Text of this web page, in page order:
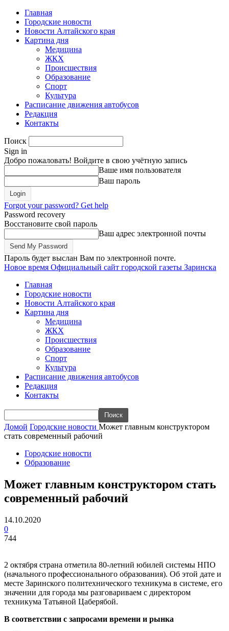
Главная
Городские новости
Новости Алтайского края
Картина дня
Медицина
ЖКХ
Происшествия
Образование
Спорт
Культура
Расписание движения автобусов
Редакция
Контакты
Поиск
Sign in
Добро пожаловать! Войдите в свою учётную запись
Ваше имя пользователя
Ваш пароль
Forgot your password? Get help
Password recovery
Восстановите свой пароль
Ваш адрес электронной почты
Пароль будет выслан Вам по электронной почте.
Новое время Официальный сайт городской газеты Заринска
Главная
Городские новости
Новости Алтайского края
Картина дня
Медицина
ЖКХ
Происшествия
Образование
Спорт
Культура
Расписание движения автобусов
Редакция
Контакты
Домой Городские новости Может главным конструктором
стать современный рабочий
Городские новости
Образование
Может главным конструктором стать
современный рабочий
14.10.2020
0
744
2 октября страна отметила 80-летний юбилей системы НПО
(начального профессионального образования). Об этой дате и
месте Заринского политехнического техникума в системе, его
значении для города мы разговариваем с директором
техникума Татьяной Цаберябой.
В соответствии с запросами времени и рынка